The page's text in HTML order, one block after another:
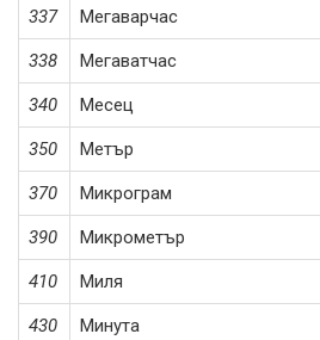
337 Мегаварчас
338 Мегаватчас
340 Месец
350 Метър
370 Микрограм
390 Микрометър
410 Миля
430 Минута